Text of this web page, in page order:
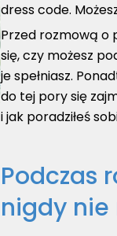
dress code.
Przed rozmową o
się, czy możesz
je spełniasz.
do tej pory się
i jak poradziłeś
Podczas
nigdy nie